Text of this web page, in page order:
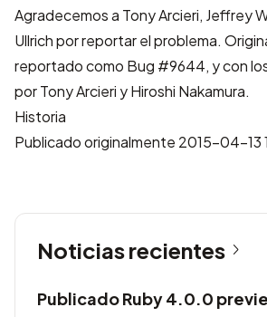
Agradecemos a Tony Arcieri, Jeffrey
Ullrich por reportar el problema.
reportado como Bug #9644, y con
por Tony Arcieri y Hiroshi Nakamura.
Historia
Publicado originalmente 2015-04-13
Noticias recientes
Publicado Ruby 4.0.0